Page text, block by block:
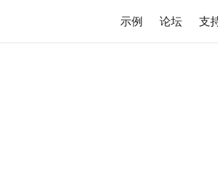
示例 论坛 支